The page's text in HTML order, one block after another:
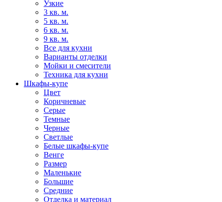
Узкие
3 кв. м.
5 кв. м.
6 кв. м.
9 кв. м.
Все для кухни
Варианты отделки
Мойки и смесители
Техника для кухни
Шкафы-купе
Цвет
Коричневые
Серые
Темные
Черные
Светлые
Белые шкафы-купе
Венге
Размер
Маленькие
Большие
Средние
Отделка и материал